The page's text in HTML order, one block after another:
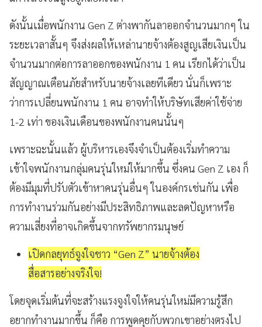
ดังนั้นเมื่อพนักงาน Gen Z ต่างพากันลาออกจำนวนมากๆ ใน
ระยะเวลาสั้นๆ จึงส่งผลให้เหล่านายจ้างต้องสูญเสียเงินเป็น
จำนวนมากต่อการลาออกของพนักงาน 1 คน เรียกได้ว่าเป็น
สัญญาณเตือนภัยสำหรับนายจ้างเลยทีเดียว นั่นก็เพราะ
ว่าการเปลี่ยนพนักงาน 1 คน อาจทำให้บริษัทเสียค่าใช้จ่าย
1-2 เท่า ของเงินเดือนของพนักงานคนนั้นๆ
เพราะฉะนั้นแล้ว ผู้บริหารเองจึงจำเป็นต้องเริ่มทำความ
เข้าใจพนักงานกลุ่มคนรุ่นใหม่ให้มากขึ้น ซึ่งคน Gen Z เอง ก็
ต้องมีมุมที่ปรับตัวเข้าหาคนรุ่นอื่นๆ ในองค์กรเช่นกัน เพื่อ
การทำงานร่วมกันอย่างมีประสิทธิภาพและลดปัญหาหรือ
ความเสี่ยงที่อาจเกิดขึ้นจากทรัพยากรมนุษย์
เปิดกลยุทธ์จูงใจชาว “Gen Z” นายจ้างต้อง
สื่อสารอย่างจริงใจ!
โดยจุดเริ่มต้นที่จะสร้างแรงจูงใจให้คนรุ่นใหม่มีความรู้สึก
อยากทำงานมากขึ้น ก็คือ การพูดคุยกับพวกเขาอย่างตรงไป